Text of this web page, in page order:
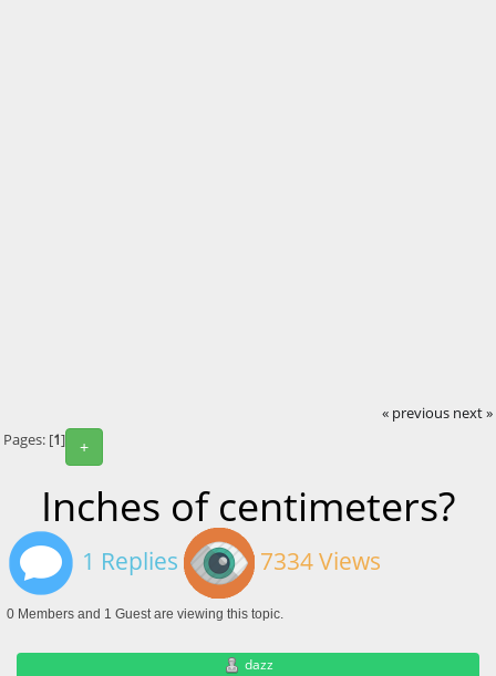
« previous next »
+
Pages: [1]
Inches of centimeters?
1 Replies 7334 Views
0 Members and 1 Guest are viewing this topic.
dazz